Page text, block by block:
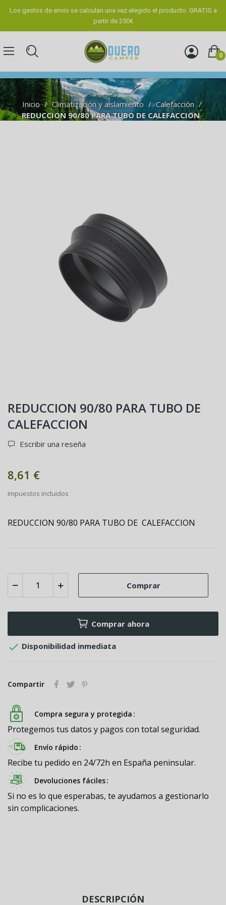
Los gastos de envío se calculan una vez elegido el producto. GRATIS a
partir de 250€
0
Inicio Climatización y aislamiento
Calefacción
REDUCCION 90/80 PARA TUBO DE CALEFACCION
REDUCCION 90/80 PARA TUBO DE
CALEFACCION
Escribir una reseña
8,61 €
Impuestos incluidos
REDUCCION 90/80 PARA TUBO DE CALEFACCION
Comprar
Comprar ahora
 Disponibilidad inmediata
Compartir
Compra segura y protegida
Protegemos tus datos y pagos con total seguridad.
Envío rápido
Recibe tu pedido en 24/72h en España peninsular.
Devoluciones fáciles
Si no es lo que esperabas, te ayudamos a gestionarlo
sin complicaciones.
DESCRIPCIÓN